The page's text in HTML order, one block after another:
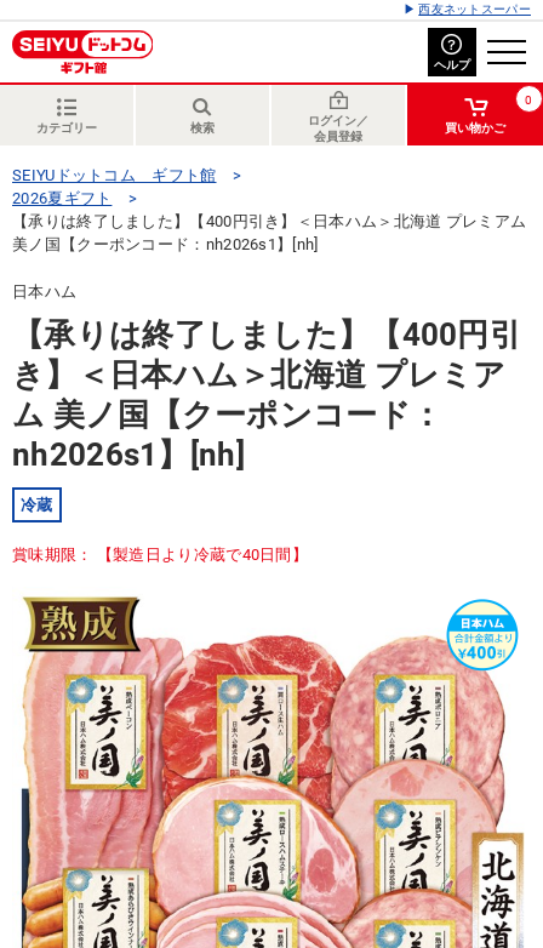
西友ネットスーパー
ヘルプ
カテゴリー 検索
ログイン／
会員登録
0
買い物かご
SEIYUドットコム ギフト館
2026夏ギフト
【承りは終了しました】【400円引き】＜日本ハム＞北海道 プレミアム
美ノ国【クーポンコード：nh2026s1】[nh]
日本ハム
【承りは終了しました】【400円引
き】＜日本ハム＞北海道 プレミア
ム 美ノ国【クーポンコード：
nh2026s1】[nh]
冷蔵
賞味期限： 【製造日より冷蔵で40日間】